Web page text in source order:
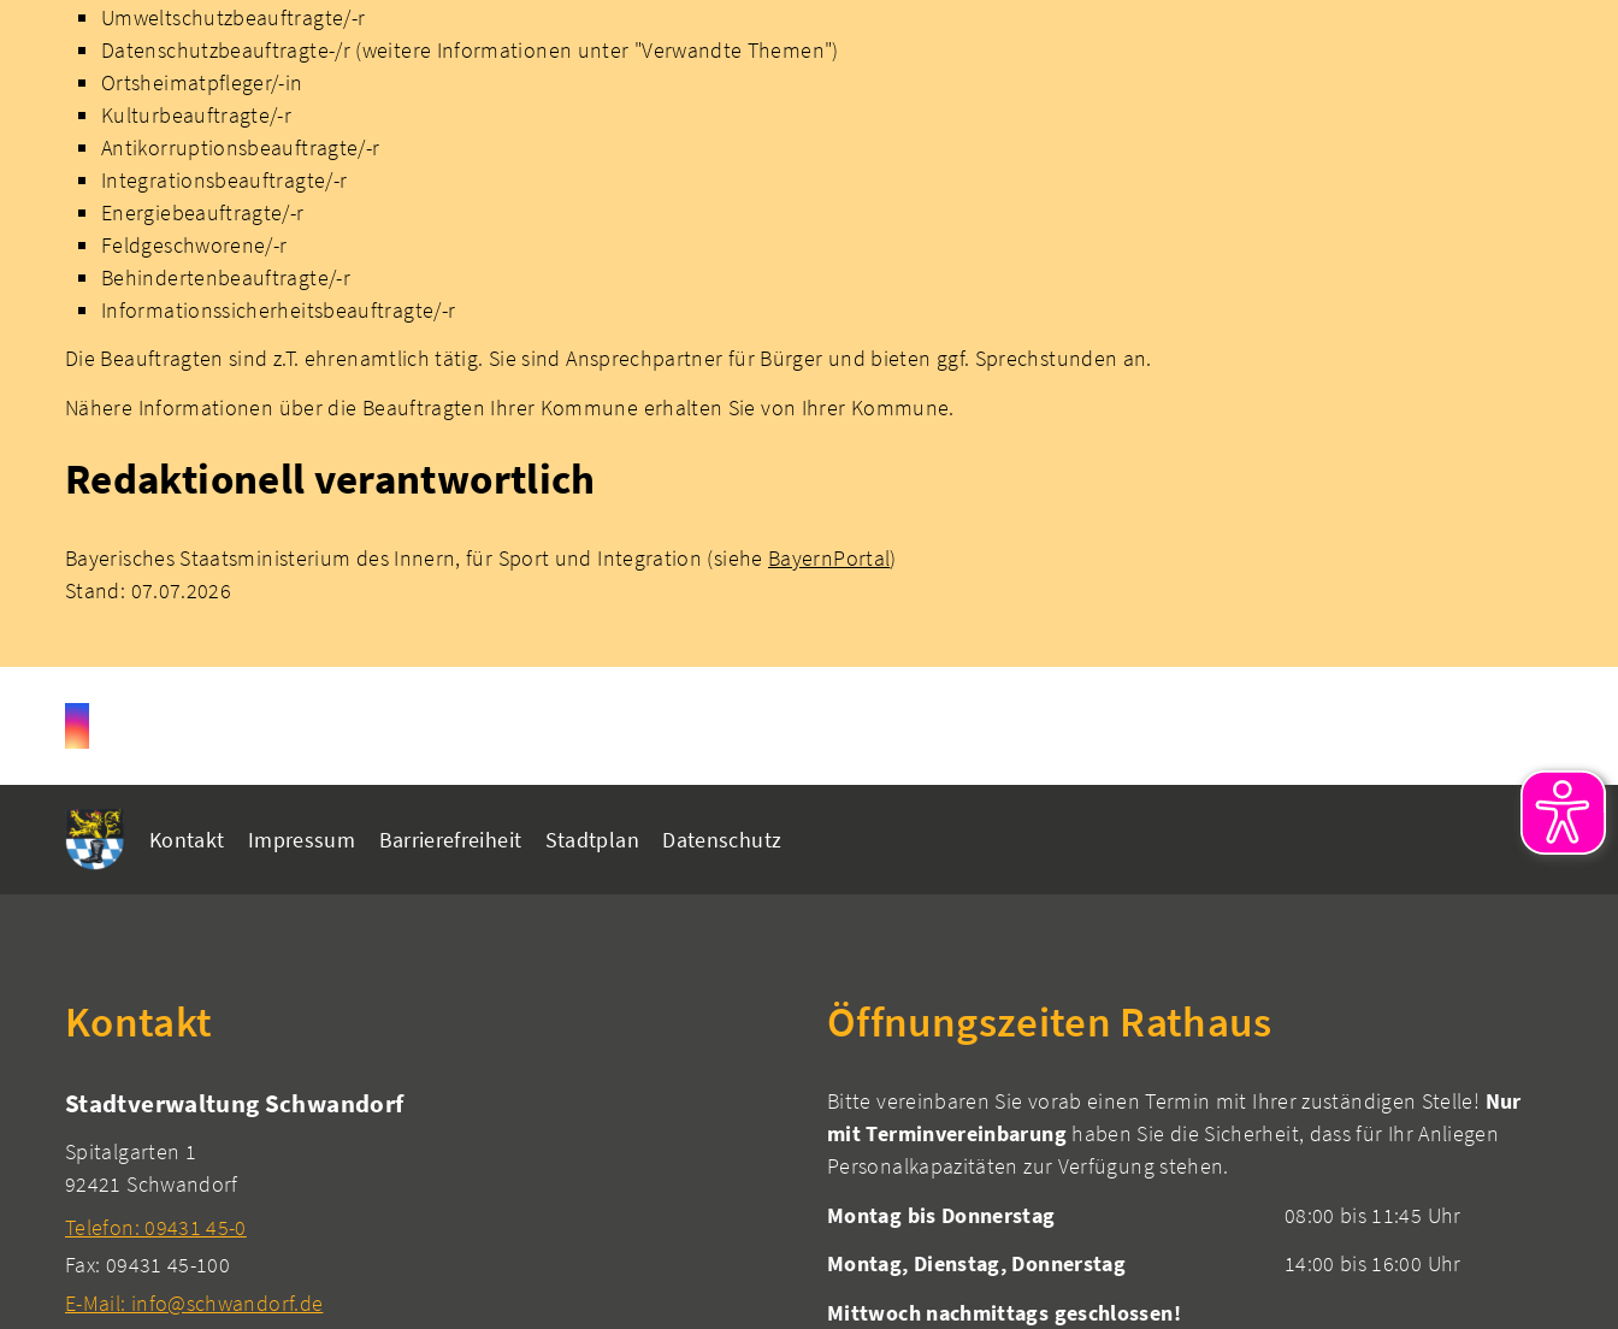
Umweltschutzbeauftragte/-r
Datenschutzbeauftragte-/r (weitere Informationen unter "Verwandte Themen")
Ortsheimatpfleger/-in
Kulturbeauftragte/-r
Antikorruptionsbeauftragte/-r
Integrationsbeauftragte/-r
Energiebeauftragte/-r
Feldgeschworene/-r
Behindertenbeauftragte/-r
Informationssicherheitsbeauftragte/-r
Die Beauftragten sind z.T. ehrenamtlich tätig. Sie sind Ansprechpartner für Bürger und bieten ggf. Sprechstunden an.
Nähere Informationen über die Beauftragten Ihrer Kommune erhalten Sie von Ihrer Kommune.
Redaktionell verantwortlich
Bayerisches Staatsministerium des Innern, für Sport und Integration (siehe BayernPortal)
Stand: 07.07.2026
Kontakt Impressum Barrierefreiheit Stadtplan Datenschutz
Kontakt
Stadtverwaltung Schwandorf
Spitalgarten 1
92421 Schwandorf
Telefon: 09431 45-0
Fax: 09431 45-100
E-Mail: info@schwandorf.de
Öffnungszeiten Rathaus
Bitte vereinbaren Sie vorab einen Termin mit Ihrer zuständigen Stelle! Nur
mit Terminvereinbarunghaben Sie die Sicherheit, dass für Ihr Anliegen
Personalkapazitäten zur Verfügung stehen.
Montag bis Donnerstag
Montag, Dienstag, Donnerstag
Mittwoch nachmittags geschlossen!
08:00 bis 11:45 Uhr
14:00 bis 16:00 Uhr